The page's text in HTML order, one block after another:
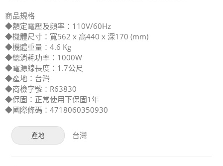
商品規格
◆額定電壓及頻率：110V/60Hz
◆機體尺寸：寬562 x 高440 x 深170 (mm)
◆機體重量：4.6 Kg
◆總消耗功率：1000W
◆電源線長度：1.7公尺
◆產地：台灣
◆商檢字號：R63830
◆保固：正常使用下保固1年
◆國際條碼：4718060350930
產地 台灣